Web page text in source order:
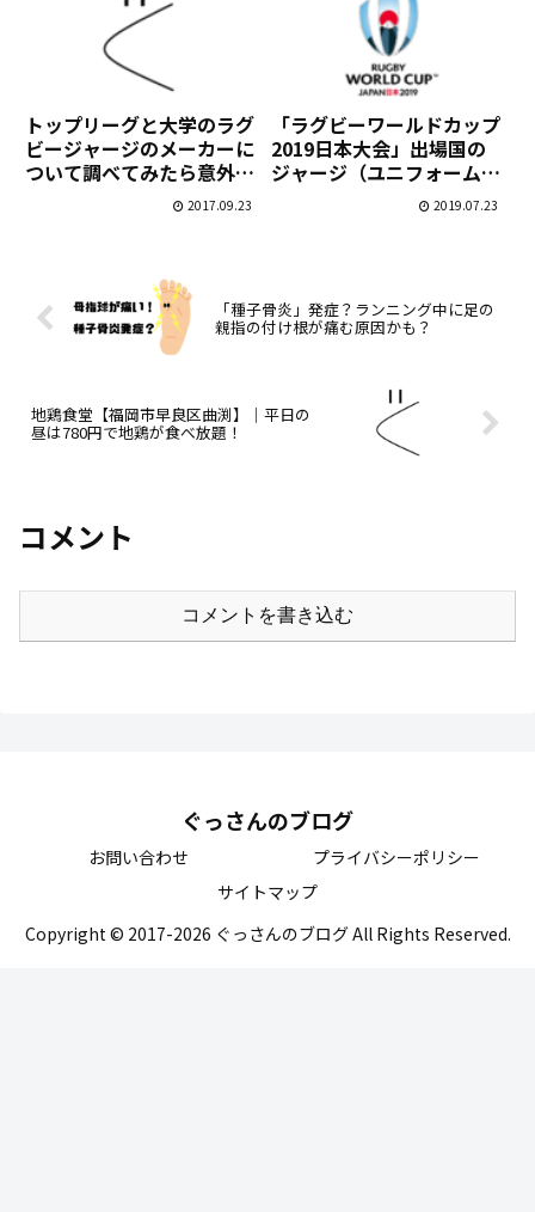
トップリーグと大学のラグ
ビージャージのメーカーに
ついて調べてみたら意外と
2017.09.23
「ラグビーワールドカップ
2019日本大会」出場国の
ジャージ（ユニフォーム）
のデザイン・ロゴ・エンブ
2019.07.23
「種子骨炎」発症？ランニング中に足の
親指の付け根が痛む原因かも？
地鶏食堂【福岡市早良区曲渕】｜平日の
昼は780円で地鶏が食べ放題！
コメント
コメントを書き込む
ぐっさんのブログ
お問い合わせ
プライバシーポリシー
サイトマップ
Copyright © 2017-2026 ぐっさんのブログ All Rights Reserved.